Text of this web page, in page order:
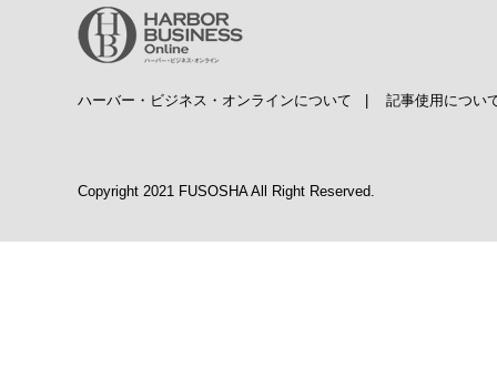
ハーバー・ビジネス・オンラインについて | 記事使用につい
Copyright 2021 FUSOSHA All Right Reserved.